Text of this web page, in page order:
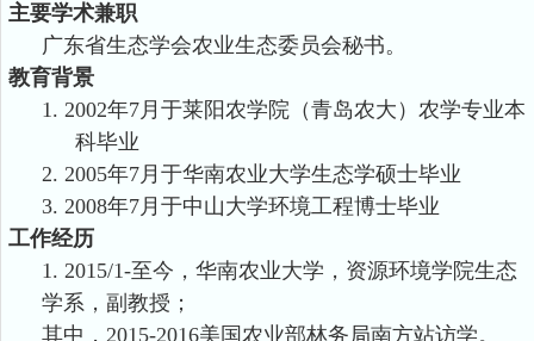
主要学术兼职
广东省生态学会农业生态委员会秘书。
教育背景
1. 2002年7月于莱阳农学院（青岛农大）农学专业本
科毕业
2. 2005年7月于华南农业大学生态学硕士毕业
3. 2008年7月于中山大学环境工程博士毕业
工作经历
1. 2015/1-至今，华南农业大学，资源环境学院生态
学系，副教授；
其中，2015-2016美国农业部林务局南方站访学。